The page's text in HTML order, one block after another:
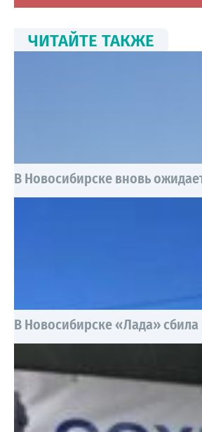
ЧИТАЙТЕ ТАКЖЕ
В Новосибирске вновь
В Новосибирске «Лада»